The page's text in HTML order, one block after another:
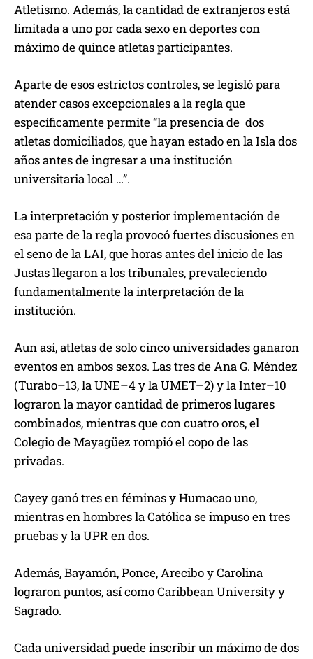
Atletismo. Además, la cantidad de extranjeros está
limitada a uno por cada sexo en deportes con
máximo de quince atletas participantes.
Aparte de esos estrictos controles, se legisló para
atender casos excepcionales a la regla que
específicamente permite “la presencia de dos
atletas domiciliados, que hayan estado en la Isla dos
años antes de ingresar a una institución
universitaria local …”.
La interpretación y posterior implementación de
esa parte de la regla provocó fuertes discusiones en
el seno de la LAI, que horas antes del inicio de las
Justas llegaron a los tribunales, prevaleciendo
fundamentalmente la interpretación de la
institución.
Aun así, atletas de solo cinco universidades ganaron
eventos en ambos sexos. Las tres de Ana G. Méndez
(Turabo–13, la UNE–4 y la UMET–2) y la Inter–10
lograron la mayor cantidad de primeros lugares
combinados, mientras que con cuatro oros, el
Colegio de Mayagüez rompió el copo de las
privadas.
Cayey ganó tres en féminas y Humacao uno,
mientras en hombres la Católica se impuso en tres
pruebas y la UPR en dos.
Además, Bayamón, Ponce, Arecibo y Carolina
lograron puntos, así como Caribbean University y
Sagrado.
Cada universidad puede inscribir un máximo de dos